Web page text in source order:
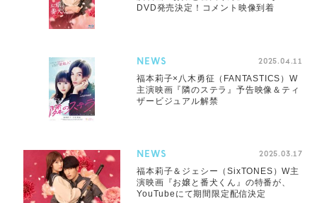
DVD発売決定！コメント映像到着
NEWS 2025.04.11
福本莉子×八木勇征（FANTASTICS）W
主演映画『隣のステラ』予告映像＆ティ
ザービジュアル解禁
NEWS 2025.03.17
福本莉子＆ジェシー（SixTONES）W主
演映画『お嬢と番犬くん』の特番が、
YouTubeにて期間限定配信決定